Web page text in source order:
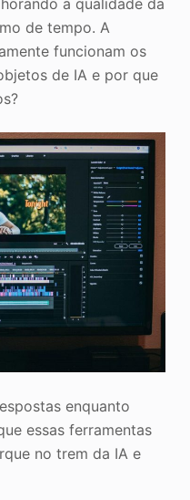
a qualidade da
de tempo. A
funcionam os
de IA e por que
enquanto
essas ferramentas
no trem da IA e